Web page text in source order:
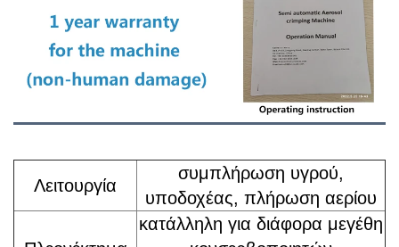
Λειτουργία
συμπλήρωση υγρού,
υποδοχέας, πλήρωση αερίου
κατάλληλη για διάφορα μεγέθη